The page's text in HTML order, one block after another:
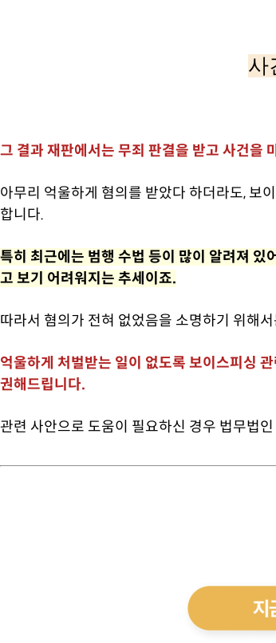
사
그 결과 재판에서는 무죄 판결을 받고 사건을
아무리 억울하게 혐의를 받았다 하더라도, 보
합니다.
특히 최근에는 범행 수법 등이 많이 알려져
고 보기 어려워지는 추세이죠.
따라서 혐의가 전혀 없었음을 소명하기 위해
억울하게 처벌받는 일이 없도록 보이스피싱
권해드립니다.
관련 사안으로 도움이 필요하신 경우 법무법